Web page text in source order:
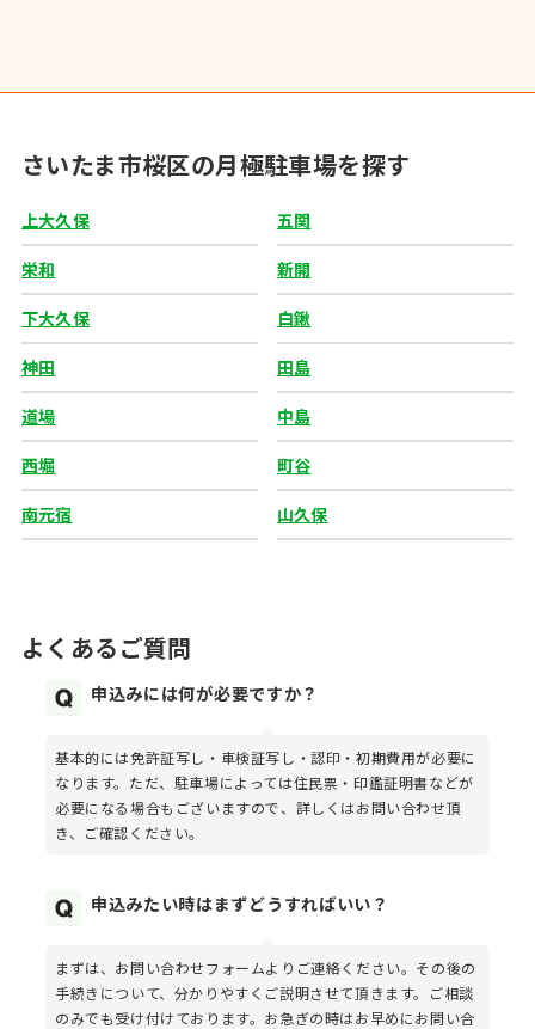
さいたま市桜区の月極駐車場を探す
上大久保 五関
栄和 新開
下大久保 白鍬
神田 田島
道場 中島
西堀 町谷
南元宿 山久保
よくあるご質問
申込みには何が必要ですか？
基本的には免許証写し・車検証写し・認印・初期費用が必要に
なります。ただ、駐車場によっては住民票・印鑑証明書などが
必要になる場合もございますので、詳しくはお問い合わせ頂
き、ご確認ください。
申込みたい時はまずどうすればいい？
まずは、お問い合わせフォームよりご連絡ください。その後の
手続きについて、分かりやすくご説明させて頂きます。ご相談
のみでも受け付けております。お急ぎの時はお早めにお問い合